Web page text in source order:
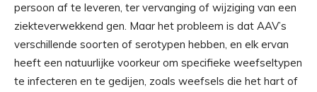
persoon af te leveren, ter vervanging of wijziging van een
ziekteverwekkend gen. Maar het probleem is dat AAV’s
verschillende soorten of serotypen hebben, en elk ervan
heeft een natuurlijke voorkeur om specifieke weefseltypen
te infecteren en te gedijen, zoals weefsels die het hart of